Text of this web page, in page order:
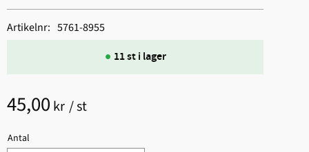
45,00 kr /st
Antal
11 st i lager
Artikelnr 5761-8955